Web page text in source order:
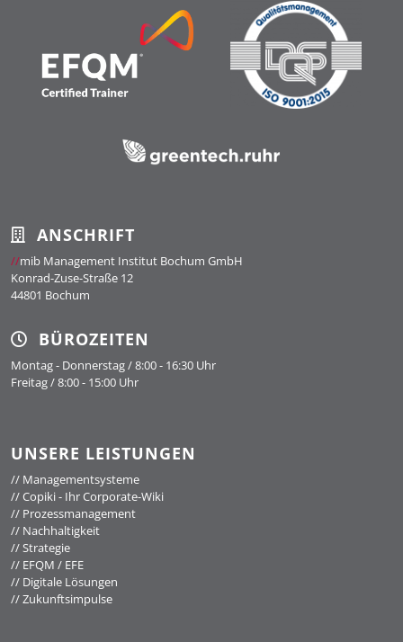
ANSCHRIFT
//mib Management Institut Bochum GmbH
Konrad-Zuse-Straße 12
44801 Bochum
BÜROZEITEN
Montag - Donnerstag / 8:00 - 16:30 Uhr
Freitag / 8:00 - 15:00 Uhr
UNSERE LEISTUNGEN
// Managementsysteme
//Copiki - Ihr Corporate-Wiki
// Prozessmanagement
// Nachhaltigkeit
//Strategie
// EFQM / EFE
// Digitale Lösungen
//Zukunftsimpulse